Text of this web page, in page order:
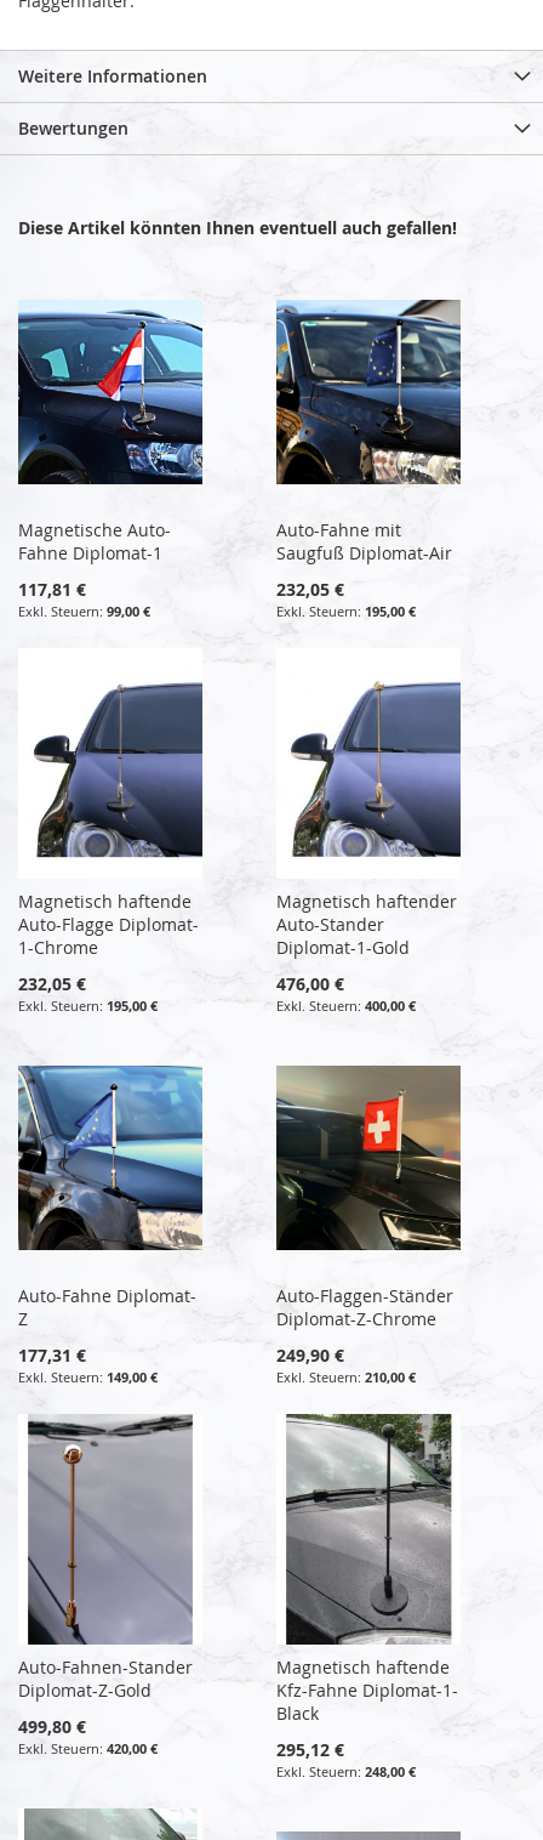
Weitere Informationen
Bewertungen
Diese Artikel könnten Ihnen eventuell auch gefallen!
Magnetische Auto-
Fahne Diplomat-1
117,81 €
99,00 €
Auto-Fahne mit
Saugfuß Diplomat-Air
232,05 €
195,00 €
Magnetisch haftende
Auto-Flagge Diplomat-
1-Chrome
232,05 €
195,00 €
Magnetisch haftender
Auto-Stander
Diplomat-1-Gold
476,00 €
400,00 €
Auto-Fahne Diplomat-
Z
177,31 €
149,00 €
Auto-Flaggen-Ständer
Diplomat-Z-Chrome
249,90 €
210,00 €
Auto-Fahnen-Stander
Diplomat-Z-Gold
499,80 €
420,00 €
Magnetisch haftende
Kfz-Fahne Diplomat-1-
Black
295,12 €
248,00 €